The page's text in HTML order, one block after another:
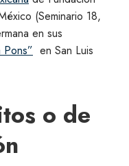
(Seminario 18,
en sus
en San Luis
o de